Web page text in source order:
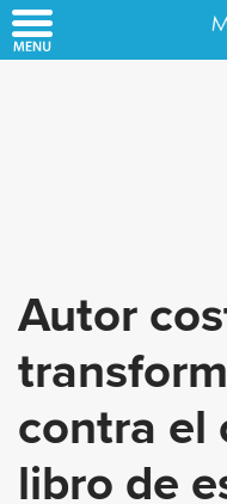
to
Autor
contra el
libro de